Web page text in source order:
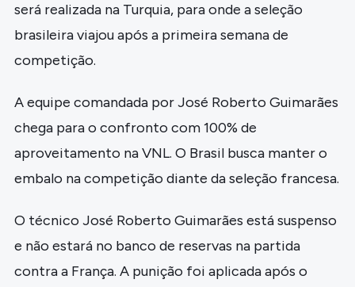
será realizada na Turquia, para onde a seleção
brasileira viajou após a primeira semana de
competição.
A equipe comandada por José Roberto Guimarães
chega para o confronto com 100% de
aproveitamento na VNL. O Brasil busca manter o
embalo na competição diante da seleção francesa.
O técnico José Roberto Guimarães está suspenso
e não estará no banco de reservas na partida
contra a França. A punição foi aplicada após o